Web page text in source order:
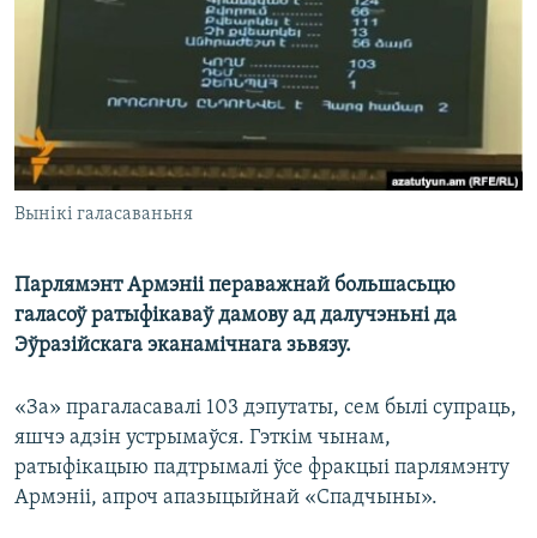
КУЛЬТУРА
МОВА
Вынікі галасаваньня
Парлямэнт Армэніі пераважнай большасьцю
галасоў ратыфікаваў дамову ад далучэньні да
Эўразійскага эканамічнага зьвязу.
«За» прагаласавалі 103 дэпутаты, сем былі супраць,
яшчэ адзін устрымаўся. Гэткім чынам,
ратыфікацыю падтрымалі ўсе фракцыі парлямэнту
Армэніі, апроч апазыцыйнай «Спадчыны».